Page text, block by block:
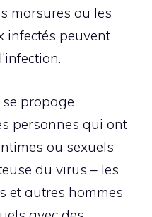
morsures ou les
infectés peuvent
propage
personnes qui ont
ou sexuels
du virus – les
et autres hommes